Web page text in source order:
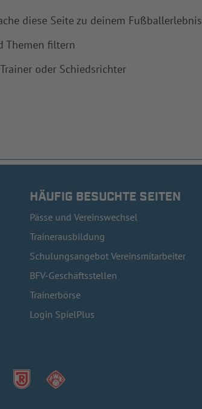
diese Seite zu deinem Fußballerlebnis
Themen filtern
oder Schiedsrichter
HÄUFIG BESUCHTE SEITEN
Pässe und Vereinswechsel
Trainerausbildung
Schulungsangebot Vereinsmitarbeiter
BFV-Geschäftsstellen
Trainerbörse
Login SpielPlus